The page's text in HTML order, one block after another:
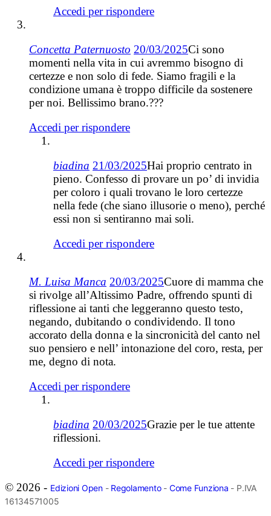
Accedi per rispondere
Concetta Paternuosto 20/03/2025Ci sono
momenti nella vita in cui avremmo bisogno di
certezze e non solo di fede. Siamo fragili e la
condizione umana è troppo difficile da sostenere
per noi. Bellissimo brano.???
Accedi per rispondere
biadina 21/03/2025Hai proprio centrato in
pieno. Confesso di provare un po’ di invidia
per coloro i quali trovano le loro certezze
nella fede (che siano illusorie o meno), perché
essi non si sentiranno mai soli.
Accedi per rispondere
M. Luisa Manca 20/03/2025Cuore di mamma che
si rivolge all’Altissimo Padre, offrendo spunti di
riflessione ai tanti che leggeranno questo testo,
negando, dubitando o condividendo. Il tono
accorato della donna e la sincronicità del canto nel
suo pensiero e nell’ intonazione del coro, resta, per
me, degno di nota.
Accedi per rispondere
biadina 20/03/2025Grazie per le tue attente
riflessioni.
Accedi per rispondere
© 2026 - Edizioni Open- Regolamento- Come Funziona - P.IVA
16134571005